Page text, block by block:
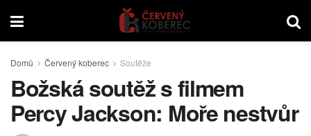
Domů Červený koberec Soutěže
Božská soutěž s filmem
Percy Jackson: Moře nestvůr